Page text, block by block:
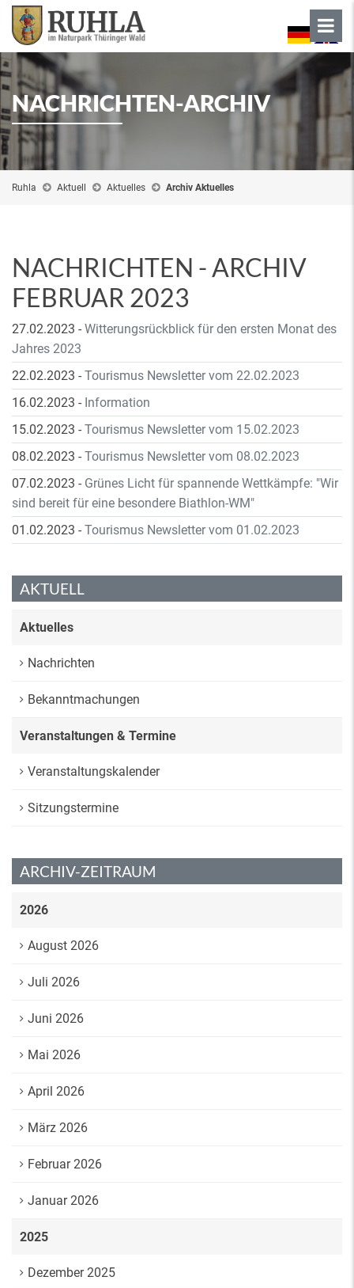
NACHRICHTEN-ARCHIV
Ruhla Aktuell Aktuelles Archiv Aktuelles
NACHRICHTEN - ARCHIV
FEBRUAR 2023
27.02.2023 - Witterungsrückblick für den ersten Monat des
Jahres 2023
22.02.2023 - Tourismus Newsletter vom 22.02.2023
16.02.2023 - Information
15.02.2023 - Tourismus Newsletter vom 15.02.2023
08.02.2023 - Tourismus Newsletter vom 08.02.2023
07.02.2023 - Grünes Licht für spannende Wettkämpfe: "Wir
sind bereit für eine besondere Biathlon-WM"
01.02.2023 - Tourismus Newsletter vom 01.02.2023
AKTUELL
Aktuelles
Nachrichten
Bekanntmachungen
Veranstaltungen & Termine
Veranstaltungskalender
Sitzungstermine
ARCHIV-ZEITRAUM
2026
August 2026
Juli 2026
Juni 2026
Mai 2026
April 2026
März 2026
Februar 2026
Januar 2026
2025
Dezember 2025